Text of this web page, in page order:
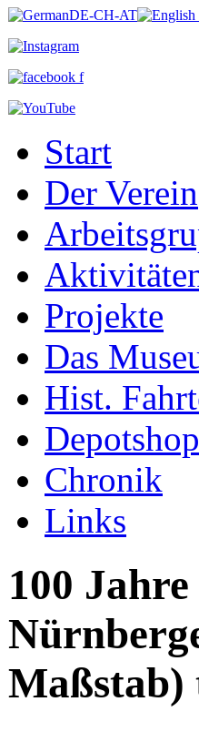
Start
Der Verein
Projekte
Das
Hist.
Depotshop
Chronik
Links
100